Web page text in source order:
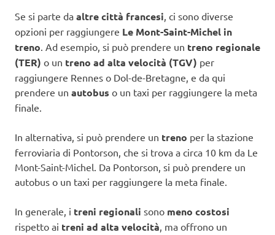
Se si parte da altre città francesi, ci sono diverse
opzioni per raggiungere Le Mont-Saint-Michel in
treno. Ad esempio, si può prendere un treno regionale
(TER) o un treno ad alta velocità (TGV) per
raggiungere Rennes o Dol-de-Bretagne, e da qui
prendere un autobus o un taxi per raggiungere la meta
finale.
In alternativa, si può prendere un treno per la stazione
ferroviaria di Pontorson, che si trova a circa 10 km da Le
Mont-Saint-Michel. Da Pontorson, si può prendere un
autobus o un taxi per raggiungere la meta finale.
In generale, i treni regionali sono meno costosi
rispetto ai treni ad alta velocità, ma offrono un